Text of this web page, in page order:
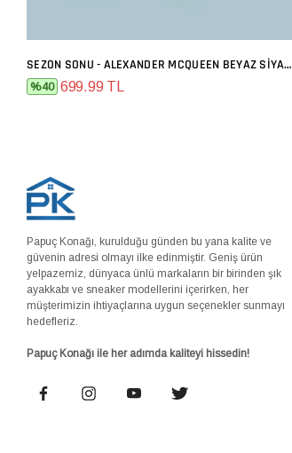
SEPETE EKLE SEZON SONU - ALEXANDER MCQUEEN BEYAZ SIYAH
%40 699.99 TL
Papuç Konağı, kurulduğu günden bu yana kalite ve
güvenin adresi olmayı ilke edinmiştir. Geniş ürün
yelpazemiz, dünyaca ünlü markaların bir birinden şık
ayakkabı ve sneaker modellerini içerirken, her
müşterimizin ihtiyaçlarına uygun seçenekler sunmayı
hedefleriz.
Papuç Konağı ile her adımda kaliteyi hissedin!